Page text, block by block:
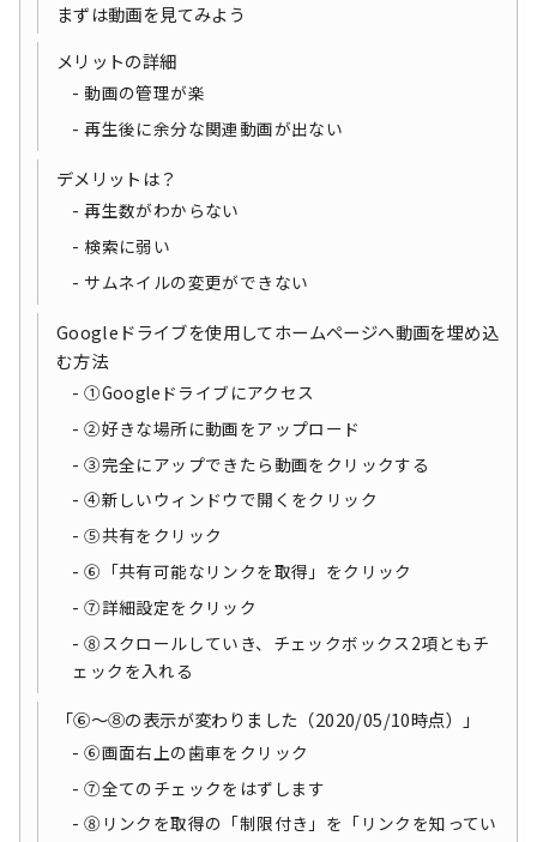
まずは動画を見てみよう
メリットの詳細
動画の管理が楽
再生後に余分な関連動画が出ない
デメリットは？
再生数がわからない
検索に弱い
サムネイルの変更ができない
Googleドライブを使用してホームページへ動画を埋め込
む方法
①Googleドライブにアクセス
②好きな場所に動画をアップロード
③完全にアップできたら動画をクリックする
④新しいウィンドウで開くをクリック
⑤共有をクリック
⑥「共有可能なリンクを取得」をクリック
⑦詳細設定をクリック
⑧スクロールしていき、チェックボックス2項ともチ
ェックを入れる
「⑥～⑧の表示が変わりました（2020/05/10時点）」
⑥画面右上の歯車をクリック
⑦全てのチェックをはずします
⑧リンクを取得の「制限付き」を「リンクを知ってい